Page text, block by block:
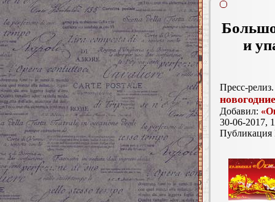
и
Пресс-релиз.
новогодние
Добавил:
30-06-2017,